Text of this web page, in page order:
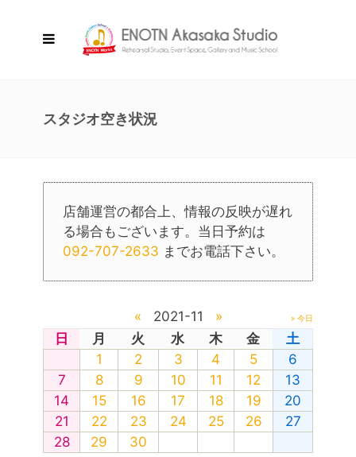
スタジオ空き状況
店舗運営の都合上、情報の反映が遅れ
る場合もございます。当日予約は
092-707-2633 までお電話下さい。
« 2021-11 » » 今日
日 月 火 水 木 金
土
1
2 3 4 5
6
7
8 9 10 11 12
13
14
15 16 17 18 19
20
21
22 23 24 25 26
27
28
29 30